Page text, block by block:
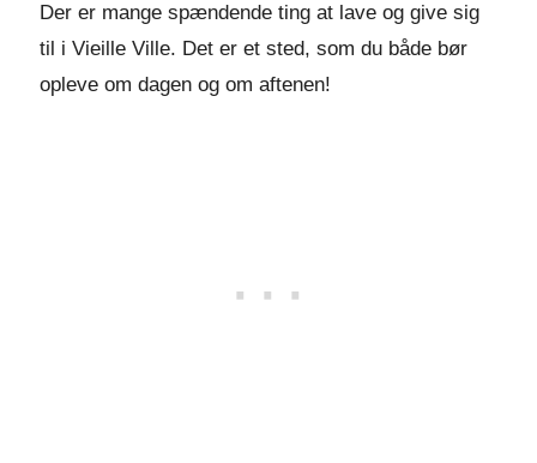
Der er mange spændende ting at lave og give sig
til i Vieille Ville. Det er et sted, som du både bør
opleve om dagen og om aftenen!